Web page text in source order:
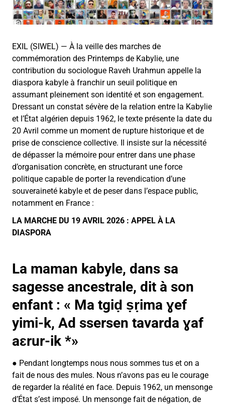
EXIL (SIWEL) — À la veille des marches de
commémoration des Printemps de Kabylie, une
contribution du sociologue Raveh Urahmun appelle la
diaspora kabyle à franchir un seuil politique en
assumant pleinement son identité et son engagement.
Dressant un constat sévère de la relation entre la Kabylie
et l’État algérien depuis 1962, le texte présente la date du
20 Avril comme un moment de rupture historique et de
prise de conscience collective. Il insiste sur la nécessité
de dépasser la mémoire pour entrer dans une phase
d’organisation concrète, en structurant une force
politique capable de porter la revendication d’une
souveraineté kabyle et de peser dans l’espace public,
notamment en France :
LA MARCHE DU 19 AVRIL 2026 : APPEL À LA
DIASPORA
La maman kabyle, dans sa
sagesse ancestrale, dit à son
enfant : « Ma tgiḍ ṣṛima ɣef
yimi-k, Ad ssersen tavarda ɣaf
aɛrur-ik *»
● Pendant longtemps nous nous sommes tus et on a
fait de nous des mules. Nous n’avons pas eu le courage
de regarder la réalité en face. Depuis 1962, un mensonge
d’État s’est imposé. Un mensonge fait de négation, de